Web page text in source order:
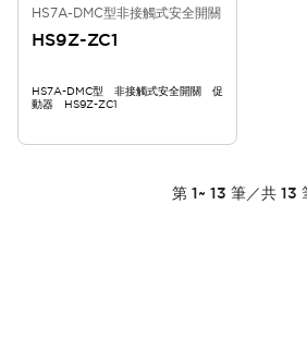
HS7A-DMC型非接觸式安全開關
HS9Z-ZC1
HS7A-DMC型 非接觸式安全開關 促
動器 HS9Z-ZC1
第 1~ 13 筆／共 13